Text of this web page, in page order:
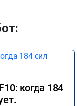
когда 184